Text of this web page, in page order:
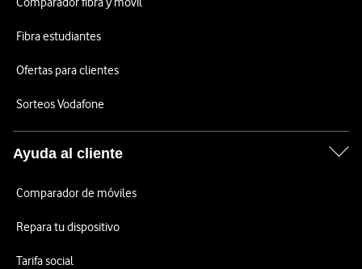
Fibra estudiantes
Ofertas para clientes
Sorteos Vodafone
Ayuda al cliente
Comparador de móviles
Repara tu dispositivo
Tarifa social